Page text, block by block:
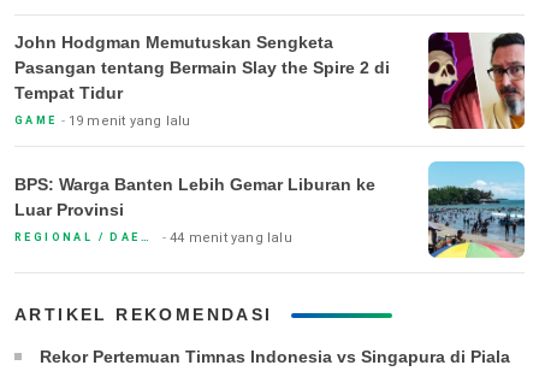
John Hodgman Memutuskan Sengketa
Pasangan tentang Bermain Slay the Spire 2 di
Tempat Tidur
GAME 19 menit yang lalu
BPS: Warga Banten Lebih Gemar Liburan ke
Luar Provinsi
44 menit yang lalu
ARTIKEL REKOMENDASI
Rekor Pertemuan Timnas Indonesia vs Singapura di Piala